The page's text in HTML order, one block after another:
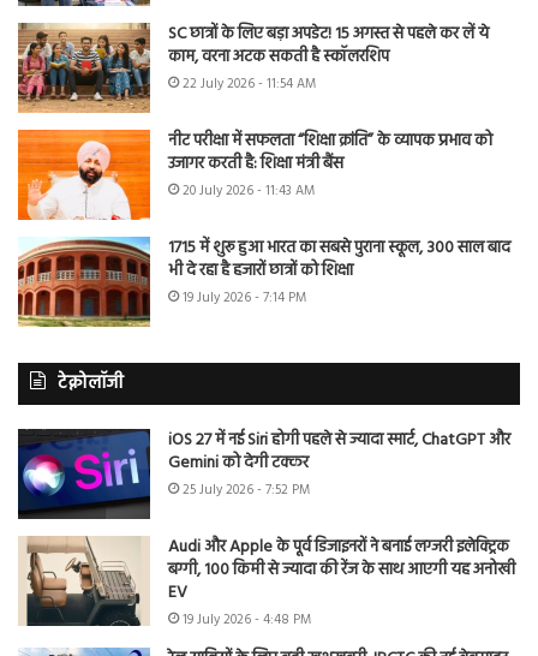
SC छात्रों के लिए बड़ा अपडेट! 15 अगस्त से पहले कर लें ये
काम, वरना अटक सकती है स्कॉलरशिप
22 July 2026 - 11:54 AM
नीट परीक्षा में सफलता “शिक्षा क्रांति” के व्यापक प्रभाव को
उजागर करती है: शिक्षा मंत्री बैंस
20 July 2026 - 11:43 AM
1715 में शुरू हुआ भारत का सबसे पुराना स्कूल, 300 साल बाद
भी दे रहा है हजारों छात्रों को शिक्षा
19 July 2026 - 7:14 PM
टेक्नोलॉजी
iOS 27 में नई Siri होगी पहले से ज्यादा स्मार्ट, ChatGPT और
Gemini को देगी टक्कर
25 July 2026 - 7:52 PM
Audi और Apple के पूर्व डिजाइनरों ने बनाई लग्जरी इलेक्ट्रिक
बग्गी, 100 किमी से ज्यादा की रेंज के साथ आएगी यह अनोखी
EV
19 July 2026 - 4:48 PM